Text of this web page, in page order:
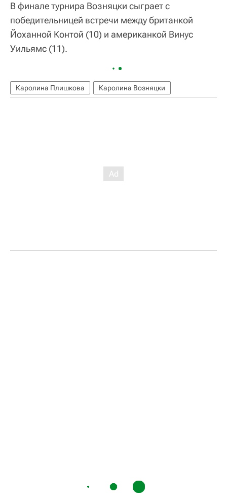
В финале турнира Возняцки сыграет с
победительницей встречи между британкой
Йоханной Контой (10) и американкой Винус
Уильямс (11).
Каролина Плишкова Каролина Возняцки